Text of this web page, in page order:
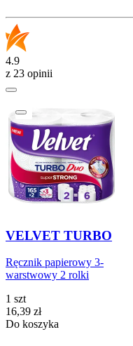
4.9
z 23 opinii
VELVET TURBO
Ręcznik papierowy 3-
warstwowy 2 rolki
1 szt
Cena
16,39 zł
Do koszyka